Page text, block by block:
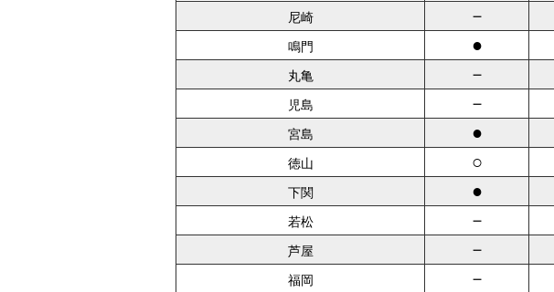
尼崎 －
鳴門 ●
丸亀 －
児島 －
宮島 ●
徳山 ○
下関 ●
若松 －
芦屋 －
福岡 －